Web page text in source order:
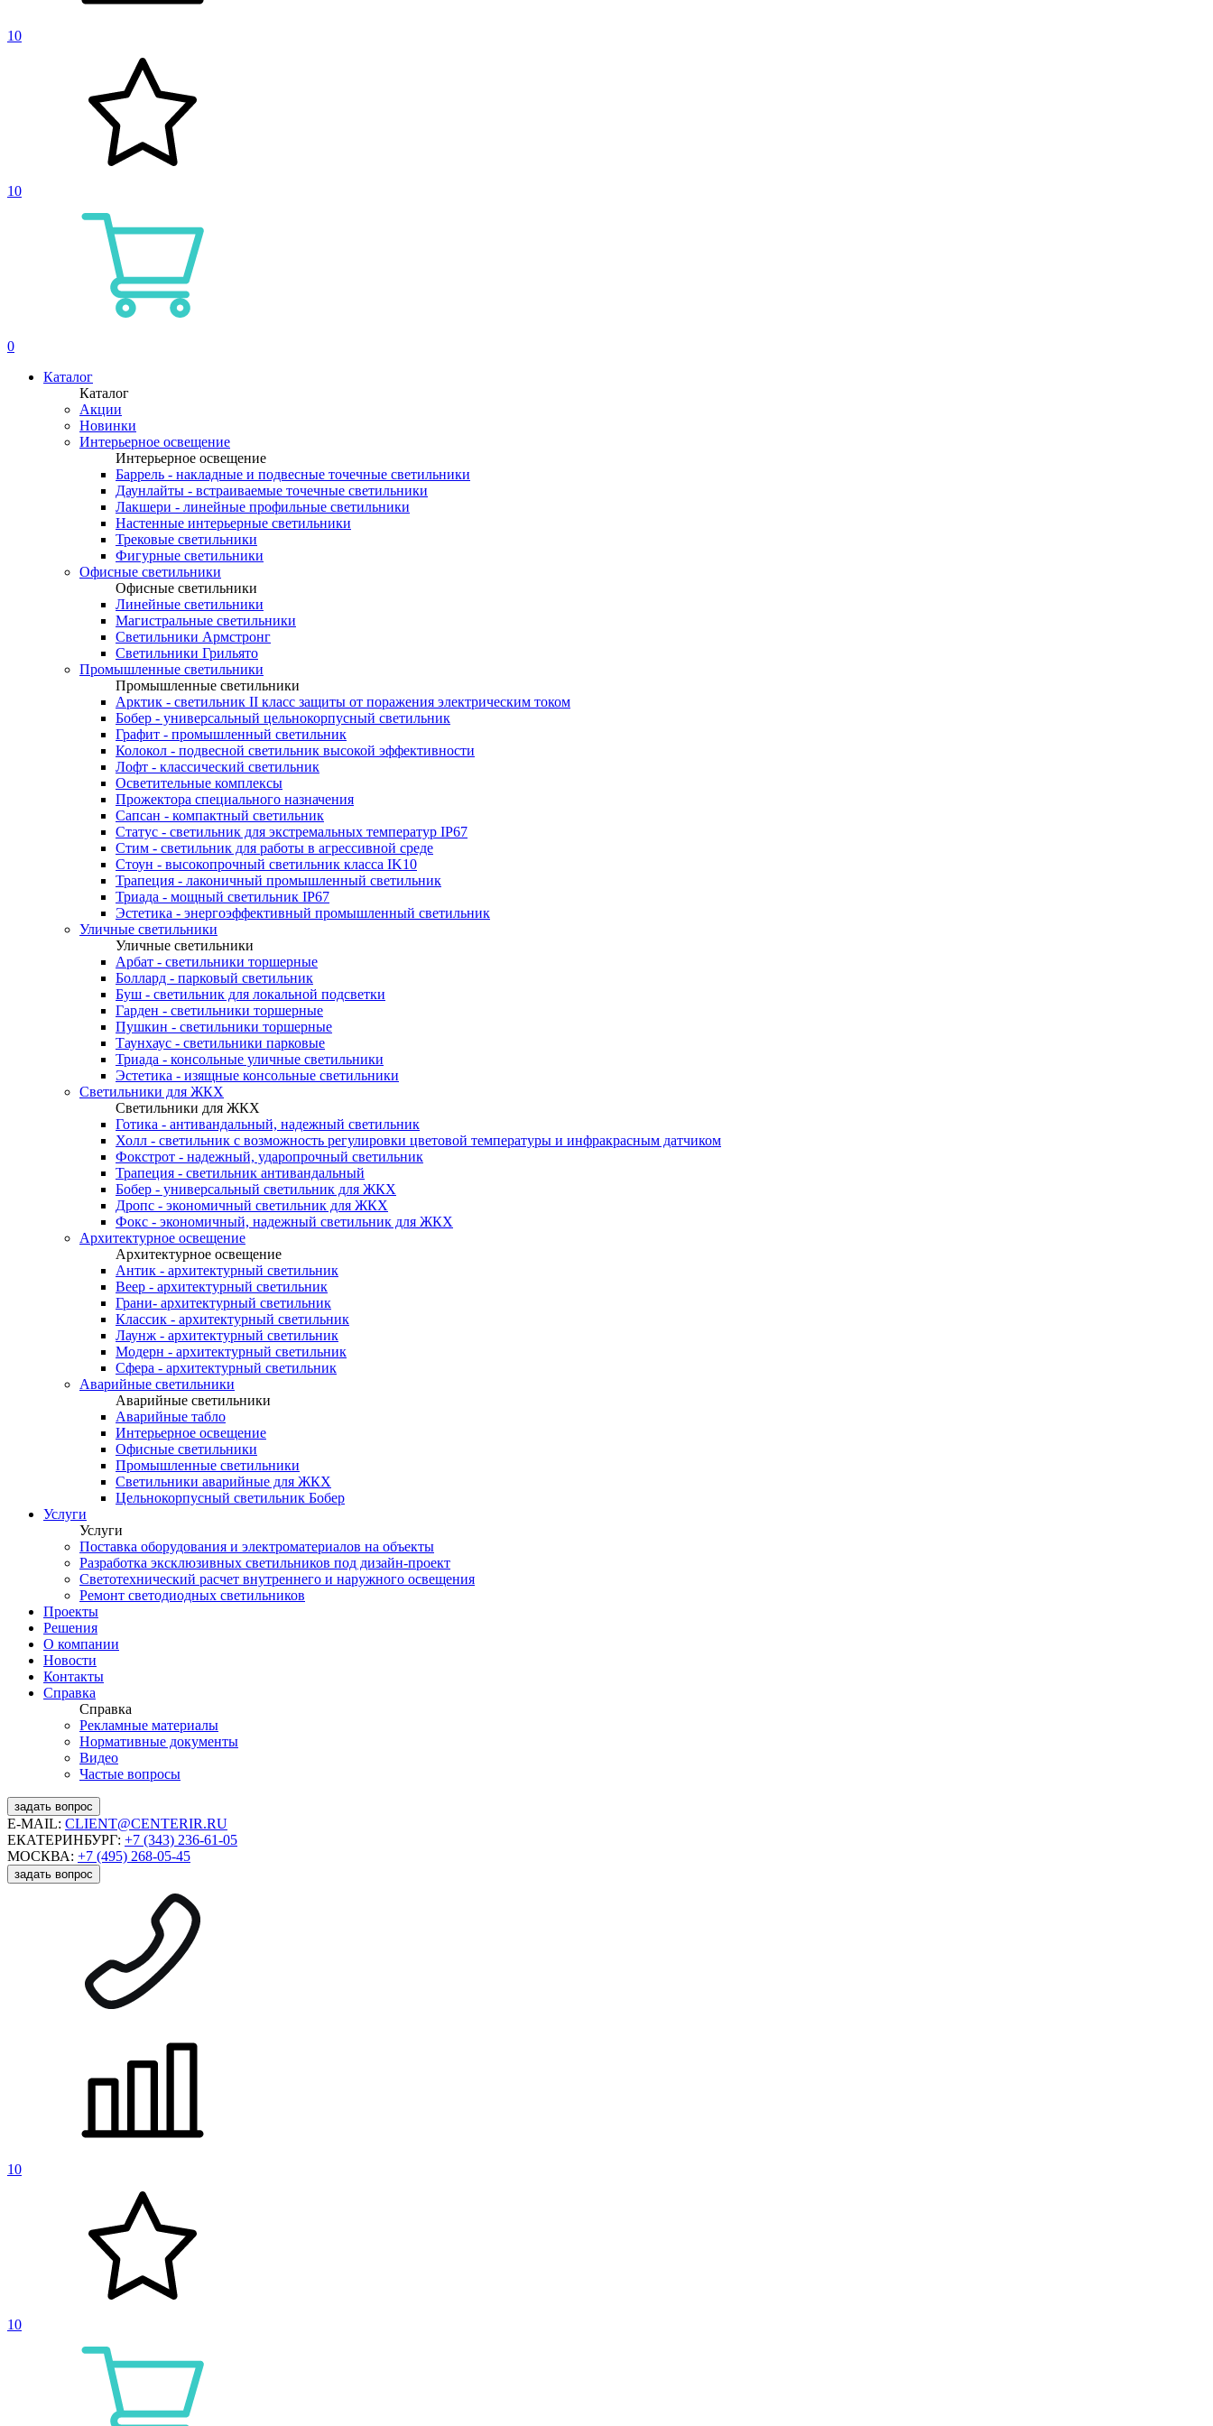
10
10
0
Каталог
Каталог
Акции
Новинки
Интерьерное освещение
Интерьерное освещение
Баррель - накладные и подвесные точечные светильники
Даунлайты - встраиваемые точечные светильники
Лакшери - линейные профильные светильники
Настенные интерьерные светильники
Трековые светильники
Фигурные светильники
Офисные светильники
Офисные светильники
Линейные светильники
Магистральные светильники
Светильники Армстронг
Светильники Грильято
Промышленные светильники
Промышленные светильники
Арктик - светильник II класс защиты от поражения электрическим током
Бобер - универсальный цельнокорпусный светильник
Графит - промышленный светильник
Колокол - подвесной светильник высокой эффективности
Лофт - классический светильник
Осветительные комплексы
Прожектора специального назначения
Сапсан - компактный светильник
Статус - светильник для экстремальных температур IP67
Стим - светильник для работы в агрессивной среде
Стоун - высокопрочный светильник класса IK10
Трапеция - лаконичный промышленный светильник
Триада - мощный светильник IP67
Эстетика - энергоэффективный промышленный светильник
Уличные светильники
Уличные светильники
Арбат - светильники торшерные
Боллард - парковый светильник
Буш - светильник для локальной подсветки
Гарден - светильники торшерные
Пушкин - светильники торшерные
Таунхаус - светильники парковые
Триада - консольные уличные светильники
Эстетика - изящные консольные светильники
Светильники для ЖКХ
Светильники для ЖКХ
Готика - антивандальный, надежный светильник
Холл - светильник с возможность регулировки цветовой температуры и инфракрасным датчиком
Фокстрот - надежный, ударопрочный светильник
Трапеция - светильник антивандальный
Бобер - универсальный светильник для ЖКХ
Дропс - экономичный светильник для ЖКХ
Фокс - экономичный, надежный светильник для ЖКХ
Архитектурное освещение
Архитектурное освещение
Антик - архитектурный светильник
Веер - архитектурный светильник
Грани- архитектурный светильник
Классик - архитектурный светильник
Лаунж - архитектурный светильник
Модерн - архитектурный светильник
Сфера - архитектурный светильник
Аварийные светильники
Аварийные светильники
Аварийные табло
Интерьерное освещение
Офисные светильники
Промышленные светильники
Светильники аварийные для ЖКХ
Цельнокорпусный светильник Бобер
Услуги
Услуги
Поставка оборудования и электроматериалов на объекты
Разработка эксклюзивных светильников под дизайн-проект
Светотехнический расчет внутреннего и наружного освещения
Ремонт светодиодных светильников
Проекты
Решения
О компании
Новости
Контакты
Справка
Справка
Рекламные материалы
Нормативные документы
Видео
Частые вопросы
задать вопрос
E-MAIL: CLIENT@CENTERIR.RU
ЕКАТЕРИНБУРГ: +7 (343) 236-61-05
МОСКВА: +7 (495) 268-05-45
задать вопрос
10
10